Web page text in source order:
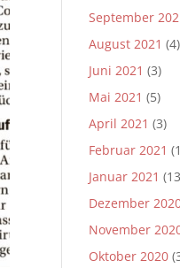
September
August 2021 (4)
Juni 2021 (3)
Mai 2021 (5)
April 2021 (3)
Februar 2021
Januar 2021
Dezember
November
Oktober 2020